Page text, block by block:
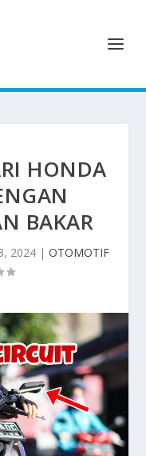
HONDA
BAKAR
2024| OTOMOTIF